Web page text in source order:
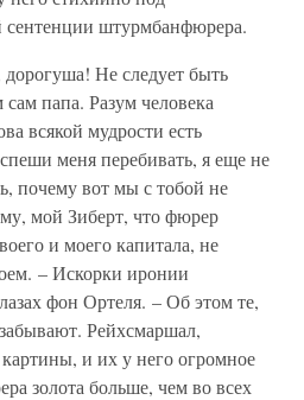
сентенции штурмбанфюрера.
Не следует быть
папа. Разум человека
всякой мудрости есть
меня перебивать, я еще не
почему вот мы с тобой не
мой Зиберт, что фюрер
и моего капитала, не
– Искорки иронии
фон Ортеля. – Об этом те,
Рейхсмаршал,
и их у него огромное
золота больше, чем во всех